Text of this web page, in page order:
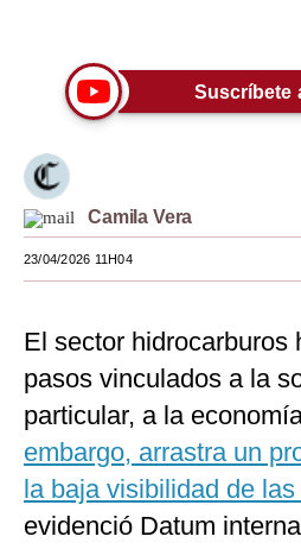
Lujo
Viajes
Moda
Estilos
Mundo
México
Internacional
Tecnología
Club del Suscriptor
Suscríbete
Camila Vera
23/04/2026 11H04
El sector hidrocarburos
pasos vinculados a la
particular, a la
embargo, arrastra un
la baja visibilidad de
evidenció Datum